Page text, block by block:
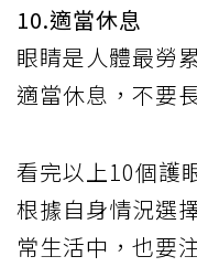
10.適當休息
眼睛是人體最勞
適當休息，不要
看完以上10個護
根據自身情況選
常生活中，也要